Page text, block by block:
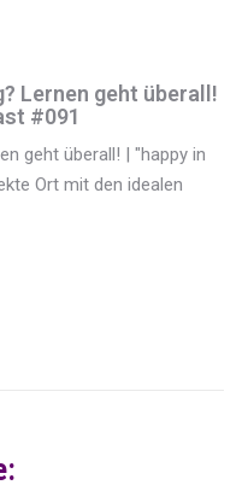
Lernen geht überall!
#091
geht überall! | "happy in
Ort mit den idealen